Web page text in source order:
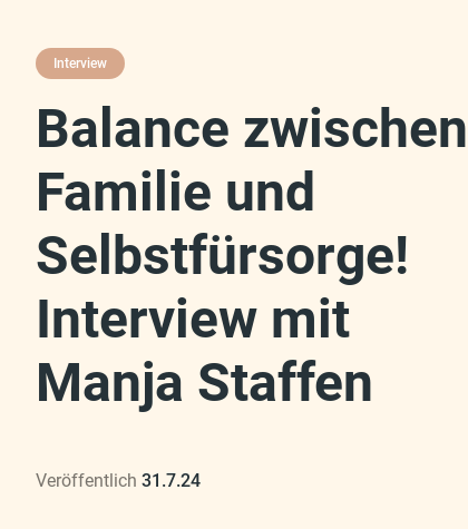
Interview
Balance zwischen
Familie und
Selbstfürsorge!
Interview mit
Manja Staffen
Veröffentlich 31.7.24